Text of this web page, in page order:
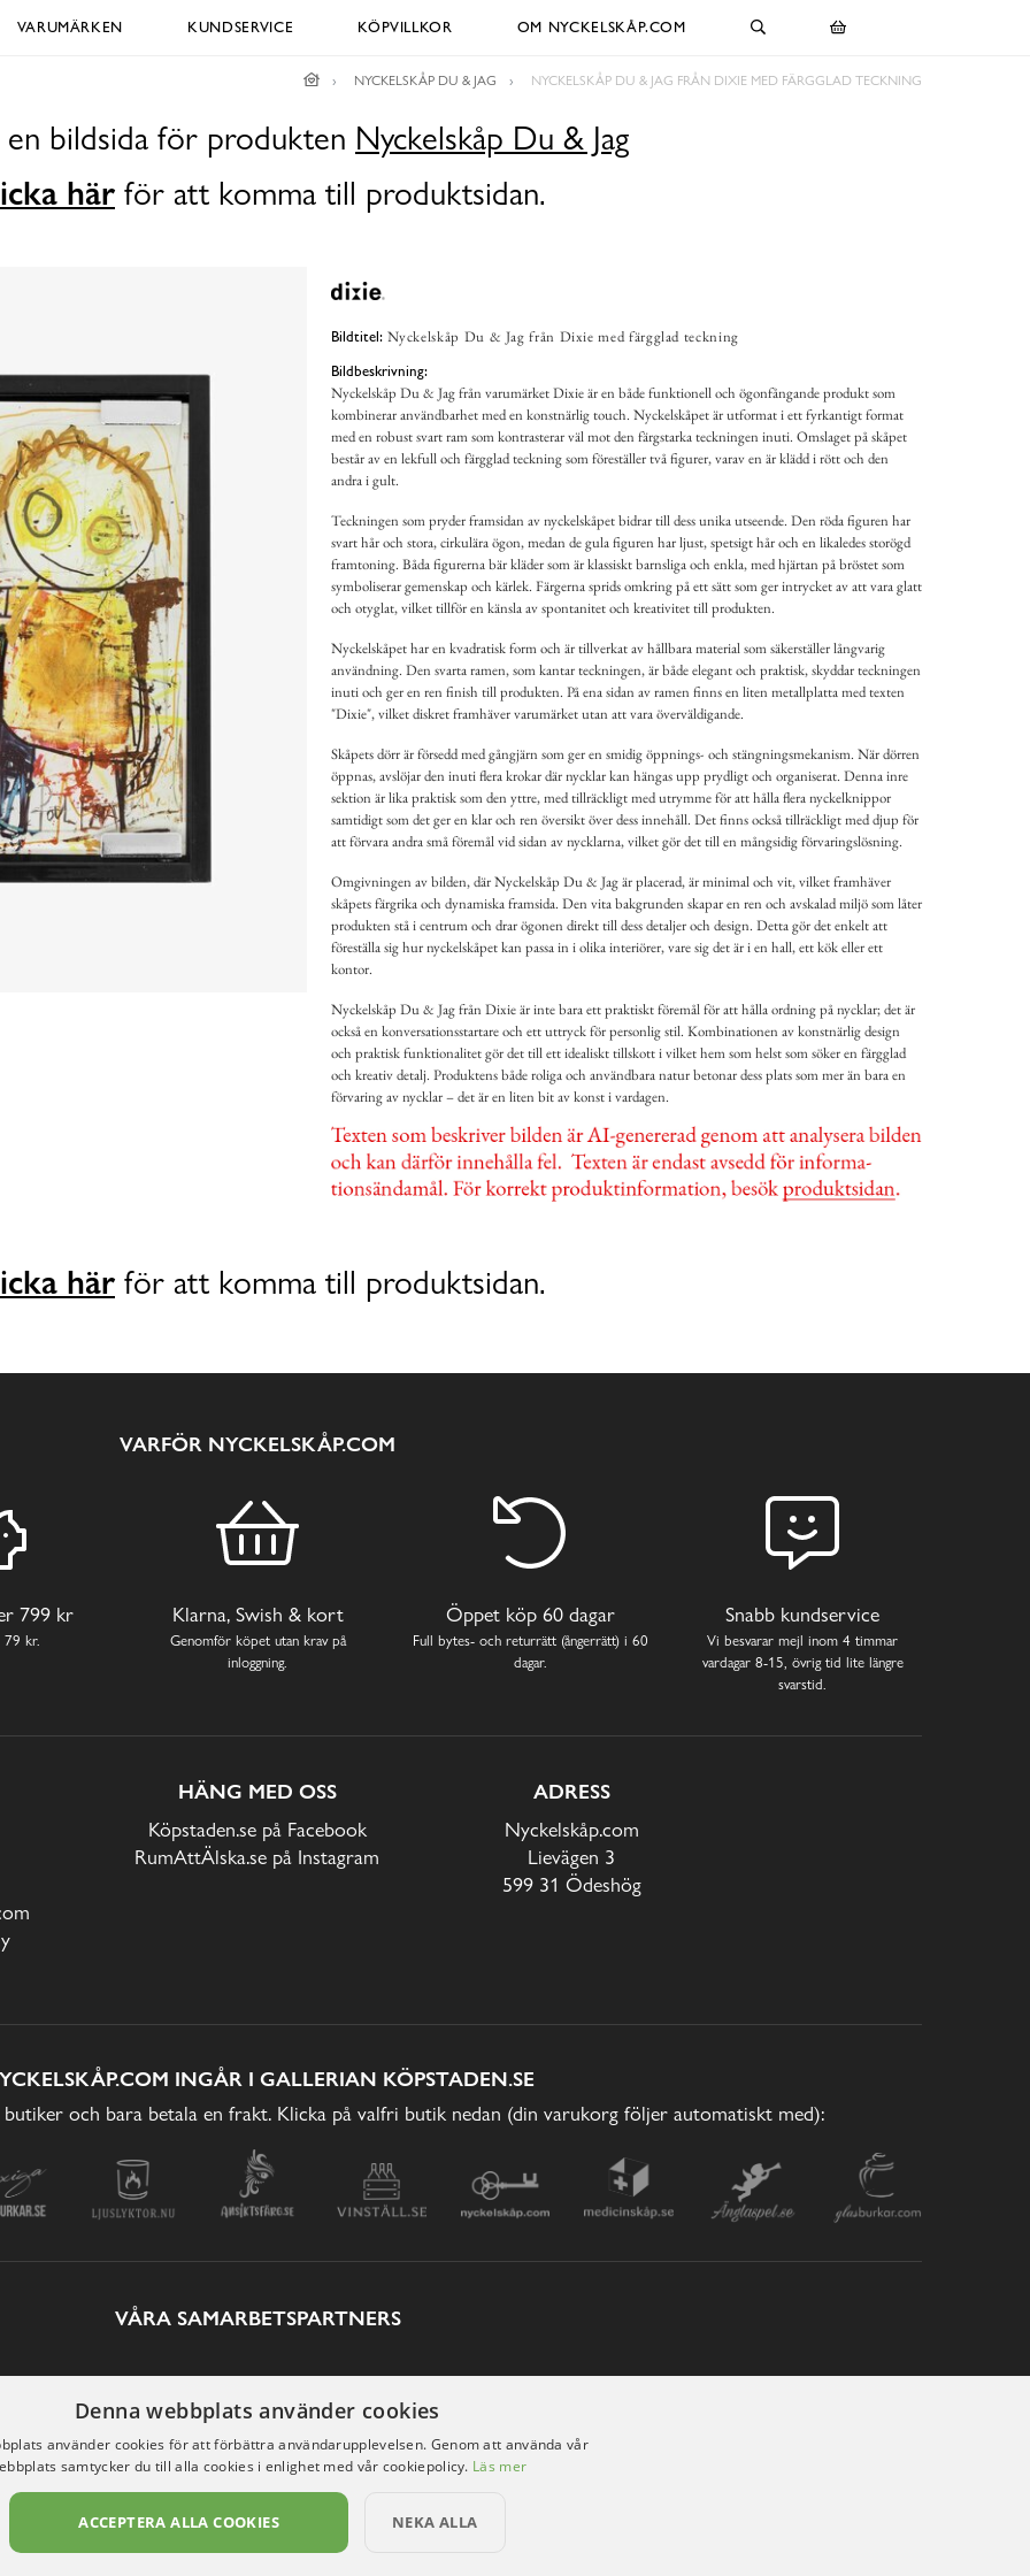
VARUMÄRKEN KUNDSERVICE KÖPVILLKOR OM NYCKELSKÅP.COM
NYCKELSKÅP DU & JAG NYCKELSKÅP DU & JAG FRÅN DIXIE MED FÄRGGLAD TECKNING
bildsida för produkten Nyckelskåp Du & Jag
här för att komma till produktsidan.
Bildtitel: Nyckelskåp Du & Jag från Dixie med färgglad teckning
Bildbeskrivning:
Nyckelskåp Du & Jag från varumärket Dixie är en både funktionell och ögonfångande produkt som
kombinerar användbarhet med en konstnärlig touch. Nyckelskåpet är utformat i ett fyrkantigt format
med en robust svart ram som kontrasterar väl mot den färgstarka teckningen inuti. Omslaget på skåpet
består av en lekfull och färgglad teckning som föreställer två figurer, varav en är klädd i rött och den
andra i gult.
Teckningen som pryder framsidan av nyckelskåpet bidrar till dess unika utseende. Den röda figuren har
svart hår och stora, cirkulära ögon, medan de gula figuren har ljust, spetsigt hår och en likaledes storögd
framtoning. Båda figurerna bär kläder som är klassiskt barnsliga och enkla, med hjärtan på bröstet som
symboliserar gemenskap och kärlek. Färgerna sprids omkring på ett sätt som ger intrycket av att vara glatt
och otyglat, vilket tillför en känsla av spontanitet och kreativitet till produkten.
Nyckelskåpet har en kvadratisk form och är tillverkat av hållbara material som säkerställer långvarig
användning. Den svarta ramen, som kantar teckningen, är både elegant och praktisk, skyddar teckningen
inuti och ger en ren finish till produkten. På ena sidan av ramen finns en liten metallplatta med texten
"Dixie", vilket diskret framhäver varumärket utan att vara överväldigande.
Skåpets dörr är försedd med gångjärn som ger en smidig öppnings- och stängningsmekanism. När dörren
öppnas, avslöjar den inuti flera krokar där nycklar kan hängas upp prydligt och organiserat. Denna inre
sektion är lika praktisk som den yttre, med tillräckligt med utrymme för att hålla flera nyckelknippor
samtidigt som det ger en klar och ren översikt över dess innehåll. Det finns också tillräckligt med djup för
att förvara andra små föremål vid sidan av nycklarna, vilket gör det till en mångsidig förvaringslösning.
Omgivningen av bilden, där Nyckelskåp Du & Jag är placerad, är minimal och vit, vilket framhäver
skåpets färgrika och dynamiska framsida. Den vita bakgrunden skapar en ren och avskalad miljö som låter
produkten stå i centrum och drar ögonen direkt till dess detaljer och design. Detta gör det enkelt att
föreställa sig hur nyckelskåpet kan passa in i olika interiörer, vare sig det är i en hall, ett kök eller ett
kontor.
Nyckelskåp Du & Jag från Dixie är inte bara ett praktiskt föremål för att hålla ordning på nycklar; det är
också en konversationsstartare och ett uttryck för personlig stil. Kombinationen av konstnärlig design
och praktisk funktionalitet gör det till ett idealiskt tillskott i vilket hem som helst som söker en färgglad
och kreativ detalj. Produktens både roliga och användbara natur betonar dess plats som mer än bara en
förvaring av nycklar – det är en liten bit av konst i vardagen.
här för att komma till produktsidan.
VARFÖR NYCKELSKÅP.COM
799 kr
79 kr.
Klarna, Swish & kort
Genomför köpet utan krav på
inloggning.
Öppet köp 60 dagar
Full bytes- och returrätt (ångerrätt) i 60
dagar.
Snabb kundservice
Vi besvarar mejl inom 4 timmar
vardagar 8-15, övrig tid lite längre
svarstid.
HÄNG MED OSS
Köpstaden.se på Facebook
RumAttÄlska.se på Instagram
ADRESS
Nyckelskåp.com
Lievägen 3
599 31 Ödeshög
INGÅR I GALLERIAN KÖPSTADEN.SE
och bara betala en frakt. Klicka på valfri butik nedan (din varukorg följer automatiskt med):
VÅRA SAMARBETSPARTNERS
Denna webbplats använder cookies
använder cookies för att förbättra användarupplevelsen. Genom att använda vår
samtycker du till alla cookies i enlighet med vår cookiepolicy. Läs mer
ACCEPTERA ALLA COOKIES NEKA ALLA